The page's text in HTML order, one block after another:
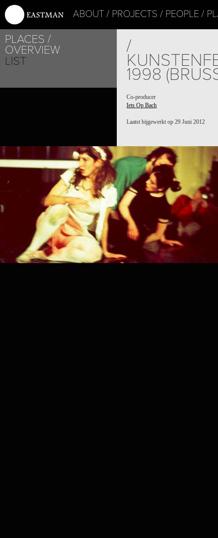
ABOUT PROJECTS PEOPLE
PLACES
OVERVIEW
LIST
/
1998
Co-producer
Iets Op Bach
Laatst bijgewerkt op 29 Juni 2012